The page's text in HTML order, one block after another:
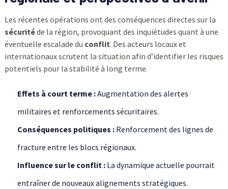
Les récentes opérations ont des conséquences directes sur la
sécuritéde la région, provoquant des inquiétudes quant à une
éventuelle escalade du conflit. Des acteurs locaux et
internationaux scrutent la situation afin d’identifier les risques
potentiels pour la stabilité à long terme.
Effets à court terme :Augmentation des alertes
militaires et renforcements sécuritaires.
Conséquences politiques :Renforcement des lignes de
fracture entre les blocs régionaux.
Influence sur le conflit :La dynamique actuelle pourrait
entraîner de nouveaux alignements stratégiques.